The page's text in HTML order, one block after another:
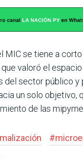
MIC se tiene a
que valoró el
del sec­tor público y
un solo objetivo,
de las
#